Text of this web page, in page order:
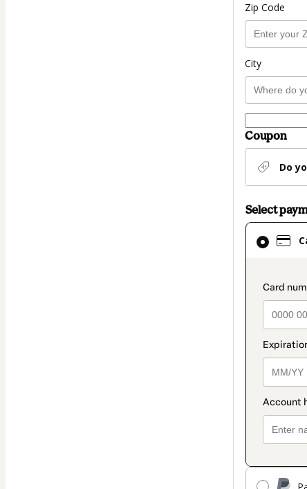
Zip Code
City
Coupon
Do
Select
Card
selected
method